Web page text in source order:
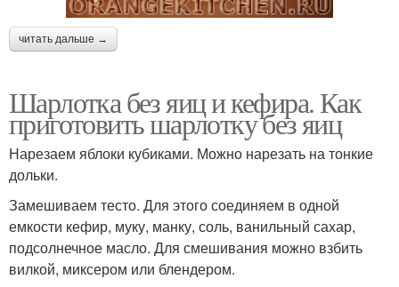
читать дальше →
Шарлотка без яиц и кефира. Как
приготовить шарлотку без яиц
Нарезаем яблоки кубиками. Можно нарезать на тонкие
дольки.
Замешиваем тесто. Для этого соединяем в одной
емкости кефир, муку, манку, соль, ванильный сахар,
подсолнечное масло. Для смешивания можно взбить
вилкой, миксером или блендером.